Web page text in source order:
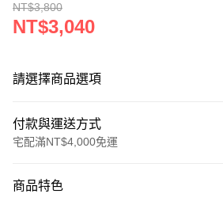
NT$3,800
NT$3,040
請選擇商品選項
付款與運送方式
宅配滿NT$4,000免運
信用卡一次付款
商品特色